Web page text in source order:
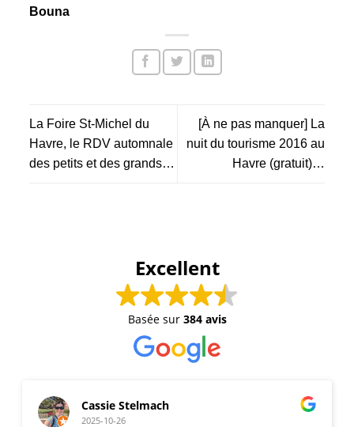
Bouna
La Foire St-Michel du
Havre, le RDV automnale
des petits et des grands…
[À ne pas manquer] La
nuit du tourisme 2016 au
Havre (gratuit)…
Excellent
Basée sur 384 avis
Cassie Stelmach
2025-10-26